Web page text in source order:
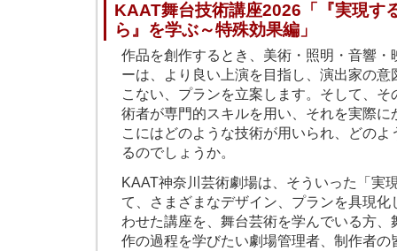
KAAT舞台技術講座2026「『実現す
ら』を学ぶ～特殊効果編」
作品を創作するとき、美術・照明・音響
ーは、より良い上演を目指し、演出家の
こない、プランを立案します。そして、
術者が専門的スキルを用い、それを実際
こにはどのような技術が用いられ、どの
るのでしょうか。
KAAT神奈川芸術劇場は、そういった「実
て、さまざまなデザイン、プランを具現
わせた講座を、舞台芸術を学んでいる方
作の過程を学びたい劇場管理者、制作者